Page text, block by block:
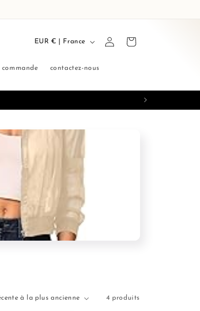
contactez-nous
P
y
r
é
o
EUR € | France ConnexionPanier
4 produits